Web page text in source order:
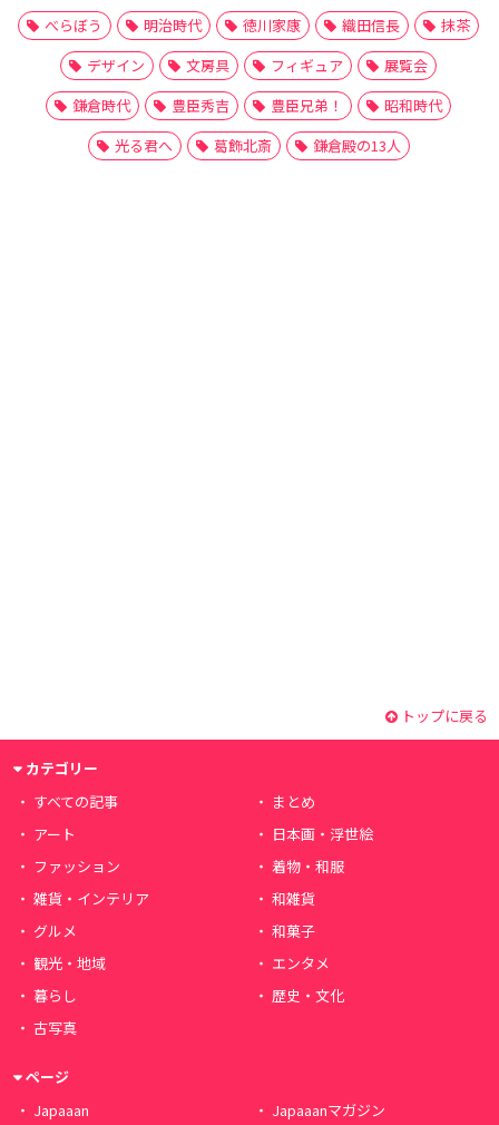
べらぼう
明治時代 徳川家康 織田信長
抹茶
デザイン
文房具 フィギュア
展覧会
鎌倉時代
豊臣秀吉 豊臣兄弟！
昭和時代
光る君へ
葛飾北斎 鎌倉殿の13人
トップに戻る
カテゴリー
すべての記事
まとめ
アート
日本画・浮世絵
ファッション
着物・和服
雑貨・インテリア
和雑貨
グルメ
和菓子
観光・地域
エンタメ
暮らし
歴史・文化
古写真
ページ
Japaaan
Japaaanマガジン